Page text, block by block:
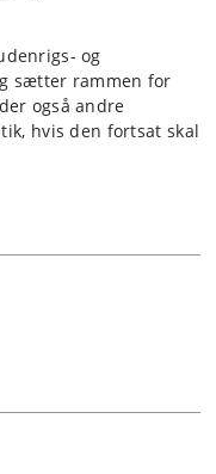
og
sætter rammen for
også andre
hvis den fortsat skal